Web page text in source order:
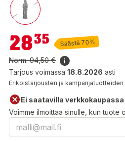
2835 Säästä 70%
Norm.94,50 €
Tarjous voimassa 18.8.2026 asti
Erikoistarjousten ja
Ei saatavilla verkkokaupassa
Voimme ilmoittaa sinulle, kun tuote